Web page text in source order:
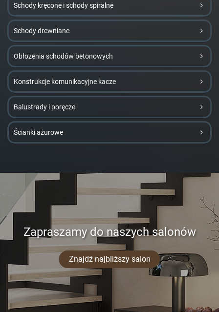
Schody kręcone i schody spiralne
Schody drewniane
Obłożenia schodów betonowych
Konstrukcje komunikacyjne kacze
Balustrady i poręcze
Ścianki ażurowe
Zapraszamy do naszych salonów
Znajdź najbliższy salon